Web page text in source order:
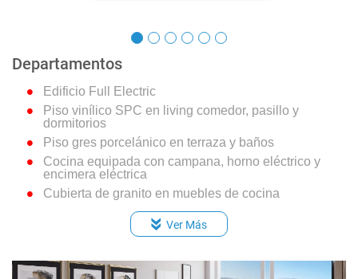
Departamentos
Edificio Full Electric
Piso vinílico SPC en living comedor, pasillo y
dormitorios
Piso gres porcelánico en terraza y baños
Cocina equipada con campana, horno eléctrico y
encimera eléctrica
Cubierta de granito en muebles de cocina
Dormitorio principal en suite
Vanitorios en baños con mueble y cubierta de loza
Muros con papel mural
Ver Más